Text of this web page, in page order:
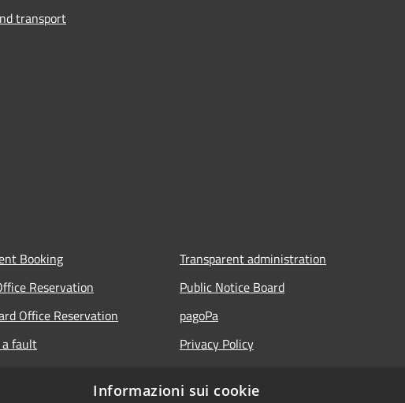
transport
Booking
Reservation
Office Reservation
fault
Transparent administration
Public Notice Board
pagoPa
Privacy Policy
Informazioni sui cookie